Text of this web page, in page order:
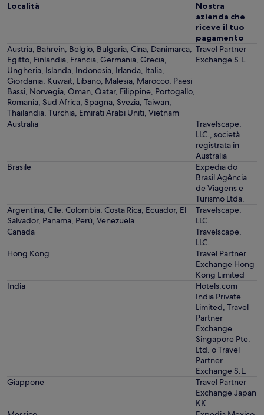
Località
Nostra
azienda che
riceve il tuo
pagamento
Austria, Bahrein, Belgio, Bulgaria, Cina, Danimarca,
Egitto, Finlandia, Francia, Germania, Grecia,
Ungheria, Islanda, Indonesia, Irlanda, Italia,
Giordania, Kuwait, Libano, Malesia, Marocco, Paesi
Bassi, Norvegia, Oman, Qatar, Filippine, Portogallo,
Romania, Sud Africa, Spagna, Svezia, Taiwan,
Thailandia, Turchia, Emirati Arabi Uniti, Vietnam
Travel Partner
Exchange S.L.
Australia
Travelscape,
LLC., società
registrata in
Australia
Brasile
Expedia do
Brasil Agência
de Viagens e
Turismo Ltda.
Argentina, Cile, Colombia, Costa Rica, Ecuador, El
Salvador, Panama, Perù, Venezuela
Travelscape,
LLC.
Canada
Travelscape,
LLC.
Hong Kong
Travel Partner
Exchange Hong
Kong Limited
India
Hotels.com
India Private
Limited, Travel
Partner
Exchange
Singapore Pte.
Ltd. o Travel
Partner
Exchange S.L.
Giappone
Travel Partner
Exchange Japan
KK